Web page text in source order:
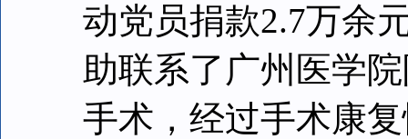
动党员捐款2.7万余
助联系了广州医学
手术，经过手术康